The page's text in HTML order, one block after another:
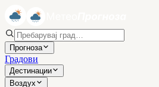
Прогноза
Градови
Дестинации
Воздух